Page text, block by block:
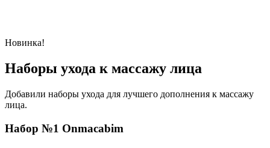
Новинка!
Наборы ухода к массажу лица
Добавили наборы ухода для лучшего дополнения к массажу
лица.
Набор №1 Onmacabim